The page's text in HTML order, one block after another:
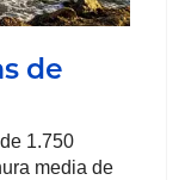
de
de 1.750
media de